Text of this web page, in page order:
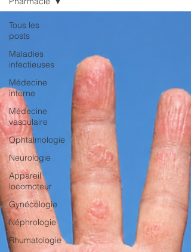
Tous les
posts
Maladies
infectieuses
Médecine
interne
Médecine
vasculaire
Ophtalmologie
Neurologie
Appareil
locomoteur
Gynécologie
Néphrologie
Rhumatologie